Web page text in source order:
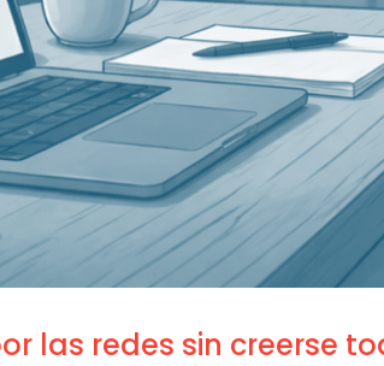
las redes sin creerse